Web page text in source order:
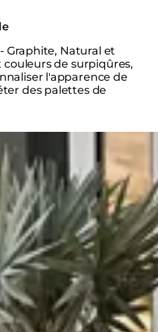
Graphite, Natural et
couleurs de surpiqûres,
l'apparence de
des palettes de